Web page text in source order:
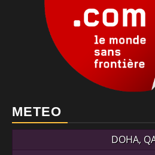
METEO
DOHA,